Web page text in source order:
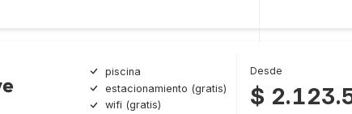
piscina
estacionamiento (gratis)
wifi (gratis)
Desde
$